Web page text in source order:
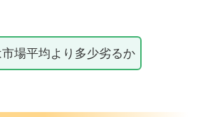
場平均より多少劣るか